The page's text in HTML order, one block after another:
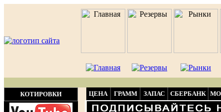
КОТИРОВКИ ЦЕНА ГРАММ ЗАПАС СБЕРБАНК